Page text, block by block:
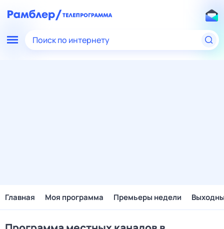
Поиск по интернету
Главная Моя программа Премьеры недели